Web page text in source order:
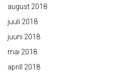
august 2018
juuli 2018
juuni 2018
mai 2018
aprill 2018